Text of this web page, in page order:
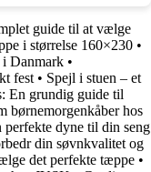
guide til at vælge
i størrelse 160×230 •
i Danmark •
fest • Spejl i stuen – et
En grundig guide til
børnemorgenkåber hos
dyne til din seng
din søvnkvalitet og
det perfekte tæppe •